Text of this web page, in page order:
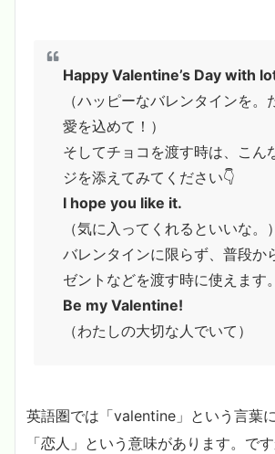
Happy Valentine’s Day with
（ハッピーなバレンタインを。
愛を込めて！）
そしてチョコを渡す時は、こん
ジを添えてみてください👇
I hope you like it.
（気に入ってくれるといいな。）
バレンタインに限らず、普段か
ゼントなどを渡す時に使えます。
Be my Valentine!
（わたしの大切な人でいて）
英語圏では「valentine」という言葉
「恋人」という意味があります。で